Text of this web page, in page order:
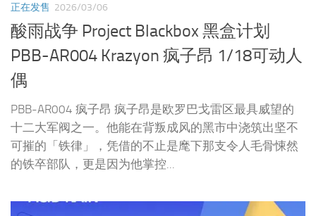
正在发售 2026/03/06
酸雨战争 Project Blackbox 黑盒计划
PBB-AR004 Krazyon 疯子昂 1/18可动人
偶
PBB-AR004 疯子昂 疯子昂是欧罗巴戈雷区最具威望的
十二大军阀之一。他能在背叛成风的黑市中浇筑出坚不
可摧的「铁律」，凭借的不止是麾下那支令人毛骨悚然
的铁卒部队，更是因为他掌控...